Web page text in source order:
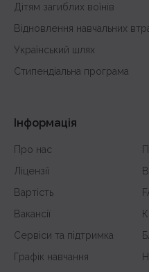
Дітям загиблих воїнів
Відновлення навчальних
Український шлях
Стипендіальна програма
Інформація
Про нас
Ліцензії
Вартість
Вакансії
Сервіси та підтримка
Графік навчання